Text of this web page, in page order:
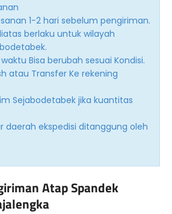
1-2 hari sebelum pengiriman.
berlaku untuk wilayah
Bisa berubah sesuai Kondisi.
atau Transfer Ke rekening
Sejabodetabek jika kuantitas
daerah ekspedisi ditanggung oleh
Atap Spandek